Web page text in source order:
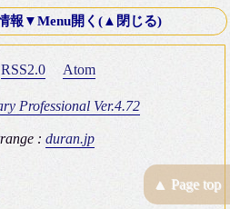
リーズ
2003年
木が原樹海・夜の国道139号線
僕はブッシュマン＾＾
HP
報▼Menu開く(▲閉じる)
管理人の情報
RSS2.0 Atom
Professional Ver.4.72
:duran.jp
▲ Page top